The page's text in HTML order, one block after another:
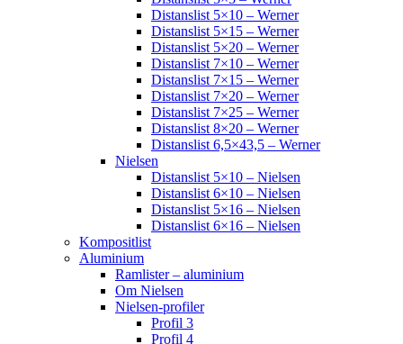
Distanslist 5×10 – Werner
Distanslist 5×15 – Werner
Distanslist 5×20 – Werner
Distanslist 7×10 – Werner
Distanslist 7×15 – Werner
Distanslist 7×20 – Werner
Distanslist 7×25 – Werner
Distanslist 8×20 – Werner
Distanslist 6,5×43,5 – Werner
Nielsen
Distanslist 5×10 – Nielsen
Distanslist 6×10 – Nielsen
Distanslist 5×16 – Nielsen
Distanslist 6×16 – Nielsen
Kompositlist
Aluminium
Ramlister – aluminium
Om Nielsen
Nielsen-profiler
Profil 3
Profil 4